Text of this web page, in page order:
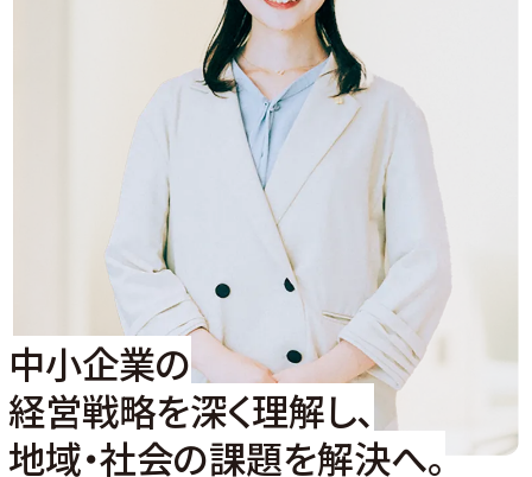
中小企業の
経営戦略を深く理解し、
地域・社会の課題を解決へ。